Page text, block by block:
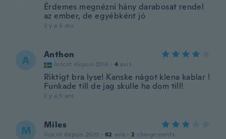
Érdemes megnézni hány darabosat rendel
az ember, de egyébként jó
il y a 5 ans
A Anthon
Inscrit depuis 2016 · 4 avis
Riktigt bra lyse! Kanske något klena kablar !
Funkade till de jag skulle ha dom till!
il y a 5 ans
M Miles
Inscrit depuis 2020 · 62 avis · 2 chargements